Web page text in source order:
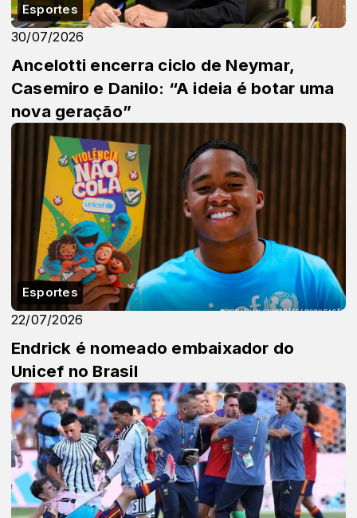
Esportes
30/07/2026
Ancelotti encerra ciclo de Neymar,
Casemiro e Danilo: “A ideia é botar uma
nova geração”
Esportes
22/07/2026
Endrick é nomeado embaixador do
Unicef no Brasil